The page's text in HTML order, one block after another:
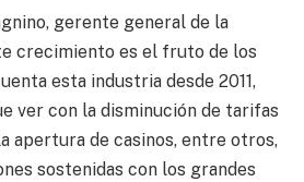
gerente general de la
crecimiento es el fruto de los
esta industria desde 2011,
ver con la disminución de tarifas
apertura de casinos, entre otros,
sostenidas con los grandes